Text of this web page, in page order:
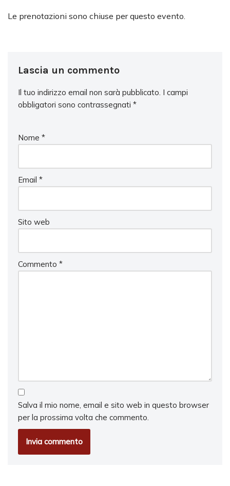
Le prenotazioni sono chiuse per questo evento.
Lascia un commento
Il tuo indirizzo email non sarà pubblicato. I campi
obbligatori sono contrassegnati *
Nome *
Email *
Sito web
Commento *
Salva il mio nome, email e sito web in questo browser
per la prossima volta che commento.